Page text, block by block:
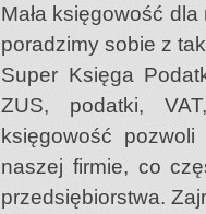
Mała księgowość
poradzimy sobie z
Super Księga
ZUS, podatki,
księgowość
naszej firmie, co
przedsiębiorstwa.